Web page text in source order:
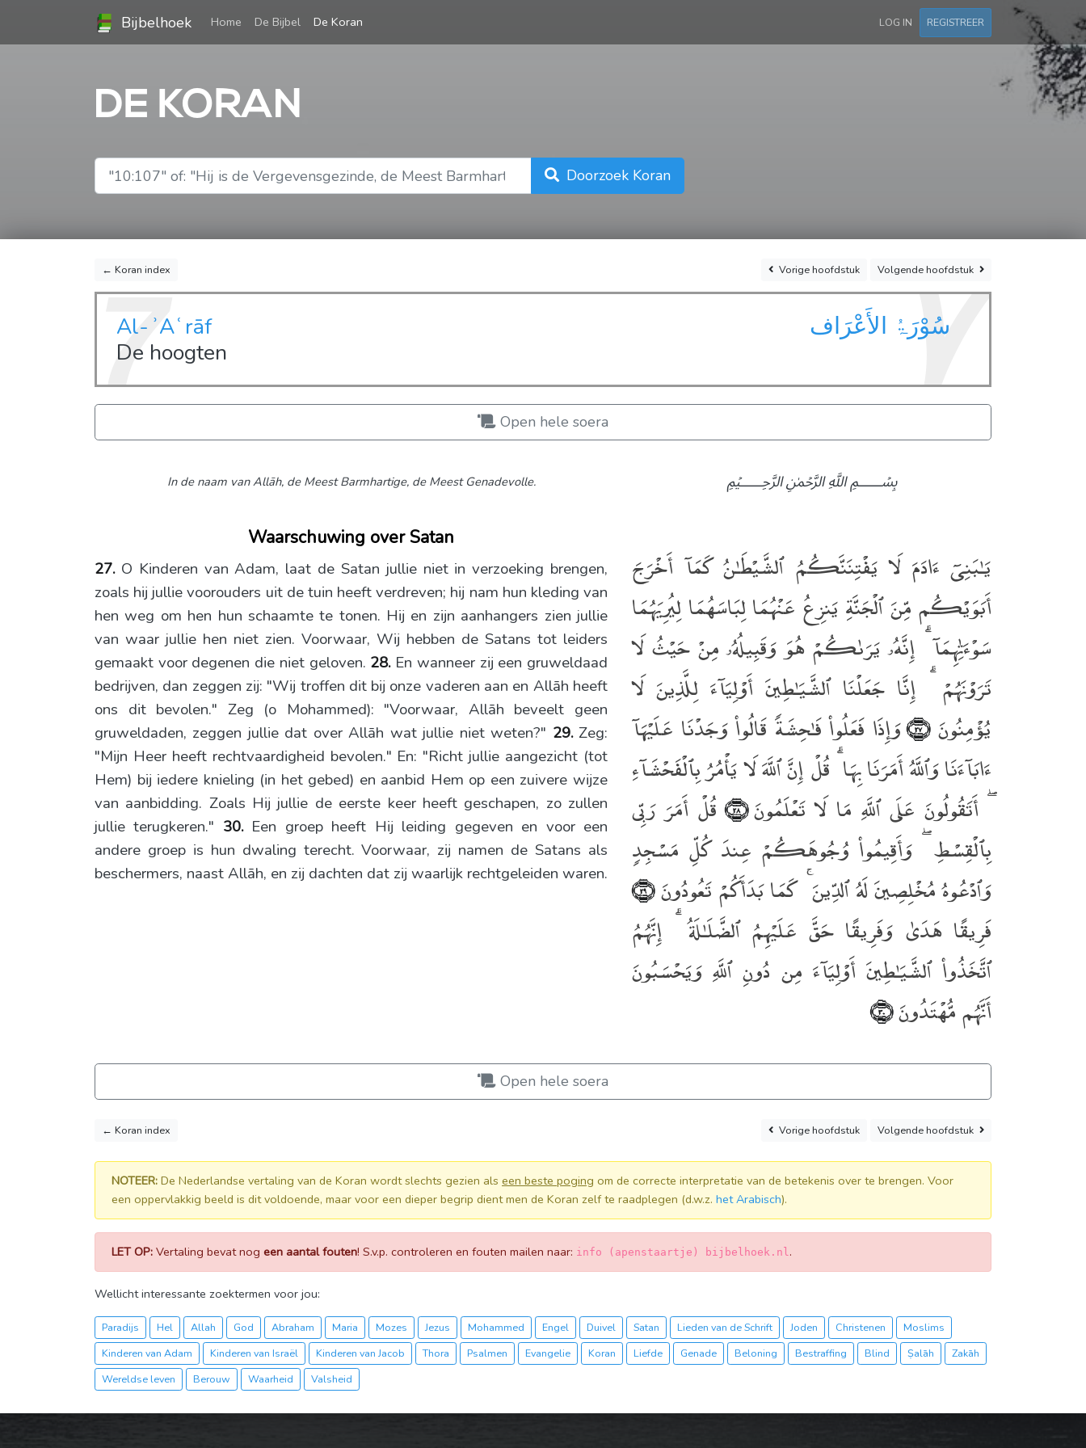
Bijbelhoek Home (current)
De Bijbel De Koran LOG IN REGISTREER
DE KORAN
Doorzoek Koran
← Koran index Vorigehoofdstuk Volgendehoofdstuk
7 ٧
Al-ʾAʿrāf
De hoogten
سُوْرَۃُ الأَعْرَاف
Open hele soera
In de naam van Allāh, de Meest Barmhartige, de Meest Genadevolle. ﷽
Waarschuwing over Satan
27. O Kinderen van Adam, laat de Satan jullie niet in verzoeking brengen,
zoals hij jullie voorouders uit de tuin heeft verdreven; hij nam hun kleding van
hen weg om hen hun schaamte te tonen. Hij en zijn aanhangers zien jullie
van waar jullie hen niet zien. Voorwaar, Wij hebben de Satans tot leiders
gemaakt voor degenen die niet geloven. 28. En wanneer zij een gruweldaad
bedrijven, dan zeggen zij: "Wij troffen dit bij onze vaderen aan en Allāh heeft
ons dit bevolen." Zeg (o Mohammed): "Voorwaar, Allāh beveelt geen
gruweldaden, zeggen jullie dat over Allāh wat jullie niet weten?" 29. Zeg:
"Mijn Heer heeft rechtvaardigheid bevolen." En: "Richt jullie aangezicht (tot
Hem) bij iedere knieling (in het gebed) en aanbid Hem op een zuivere wijze
van aanbidding. Zoals Hij jullie de eerste keer heeft geschapen, zo zullen
jullie terugkeren." 30. Een groep heeft Hij leiding gegeven en voor een
andere groep is hun dwaling terecht. Voorwaar, zij namen de Satans als
beschermers, naast Allāh, en zij dachten dat zij waarlijk rechtgeleiden waren.
يَـٰبَنِىٓ ءَادَمَ لَا يَفْتِنَنَّكُمُ ٱلشَّيْطَـٰنُ كَمَآ أَخْرَجَ
أَبَوَيْكُم مِّنَ ٱلْجَنَّةِ يَنزِعُ عَنْهُمَا لِبَاسَهُمَا لِيُرِيَهُمَا
سَوْءَٰتِهِمَآ ۗ إِنَّهُۥ يَرَىٰكُمْ هُوَ وَقَبِيلُهُۥ مِنْ حَيْثُ لَا
تَرَوْنَهُمْ ۗ إِنَّا جَعَلْنَا ٱلشَّيَـٰطِينَ أَوْلِيَآءَ لِلَّذِينَ لَا
يُؤْمِنُونَ﴿٢٧﴾
وَإِذَا فَعَلُوا۟ فَـٰحِشَةًۭ قَالُوا۟ وَجَدْنَا عَلَيْهَآ
ءَابَآءَنَا وَٱللَّهُ أَمَرَنَا بِهَا ۗ قُلْ إِنَّ ٱللَّهَ لَا يَأْمُرُ بِٱلْفَحْشَآءِ
ۖ أَتَقُولُونَ عَلَى ٱللَّهِ مَا لَا تَعْلَمُونَ﴿٢٨﴾
قُلْ أَمَرَ رَبِّى
بِٱلْقِسْطِ ۖ وَأَقِيمُوا۟ وُجُوهَكُمْ عِندَ كُلِّ مَسْجِدٍۢ
وَٱدْعُوهُ مُخْلِصِينَ لَهُ ٱلدِّينَ ۚ كَمَا بَدَأَكُمْ تَعُودُونَ﴿٢٩﴾
فَرِيقًا هَدَىٰ وَفَرِيقًا حَقَّ عَلَيْهِمُ ٱلضَّلَـٰلَةُ ۗ إِنَّهُمُ
ٱتَّخَذُوا۟ ٱلشَّيَـٰطِينَ أَوْلِيَآءَ مِن دُونِ ٱللَّهِ وَيَحْسَبُونَ
أَنَّهُم مُّهْتَدُونَ﴿٣٠﴾
Open hele soera
← Koran index Vorigehoofdstuk Volgendehoofdstuk
NOTEER: De Nederlandse vertaling van de Koran wordt slechts gezien als een beste poging om de correcte interpretatie van de betekenis over te brengen. Voor
een oppervlakkig beeld is dit voldoende, maar voor een dieper begrip dient men de Koran zelf te raadplegen (d.w.z. het Arabisch).
LET OP: Vertaling bevat nog een aantal fouten! S.v.p. controleren en fouten mailen naar: info (apenstaartje) bijbelhoek.nl.
Wellicht interessante zoektermen voor jou:
Paradijs Hel Allah God Abraham Maria Mozes Jezus Mohammed Engel Duivel Satan Lieden van de Schrift Joden Christenen
Moslims
Kinderen van Adam
Kinderen van Israël Kinderen van Jacob Thora Psalmen Evangelie Koran Liefde Genade Beloning Bestraffing Blind Ṣalāh
Zakāh
Wereldse leven
Berouw Waarheid Valsheid